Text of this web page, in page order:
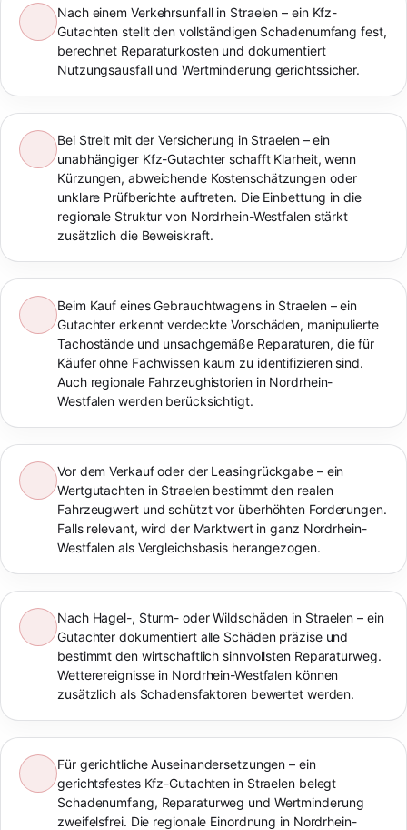
Nach einem Verkehrsunfall in Straelen – ein Kfz-
Gutachten stellt den vollständigen Schadenumfang fest,
berechnet Reparaturkosten und dokumentiert
Nutzungsausfall und Wertminderung gerichtssicher.
Bei Streit mit der Versicherung in Straelen – ein
unabhängiger Kfz-Gutachter schafft Klarheit, wenn
Kürzungen, abweichende Kostenschätzungen oder
unklare Prüfberichte auftreten. Die Einbettung in die
regionale Struktur von Nordrhein-Westfalen stärkt
zusätzlich die Beweiskraft.
Beim Kauf eines Gebrauchtwagens in Straelen – ein
Gutachter erkennt verdeckte Vorschäden, manipulierte
Tachostände und unsachgemäße Reparaturen, die für
Käufer ohne Fachwissen kaum zu identifizieren sind.
Auch regionale Fahrzeughistorien in Nordrhein-
Westfalen werden berücksichtigt.
Vor dem Verkauf oder der Leasingrückgabe – ein
Wertgutachten in Straelen bestimmt den realen
Fahrzeugwert und schützt vor überhöhten Forderungen.
Falls relevant, wird der Marktwert in ganz Nordrhein-
Westfalen als Vergleichsbasis herangezogen.
Nach Hagel-, Sturm- oder Wildschäden in Straelen – ein
Gutachter dokumentiert alle Schäden präzise und
bestimmt den wirtschaftlich sinnvollsten Reparaturweg.
Wetterereignisse in Nordrhein-Westfalen können
zusätzlich als Schadensfaktoren bewertet werden.
Für gerichtliche Auseinandersetzungen – ein
gerichtsfestes Kfz-Gutachten in Straelen belegt
Schadenumfang, Reparaturweg und Wertminderung
zweifelsfrei. Die regionale Einordnung in Nordrhein-